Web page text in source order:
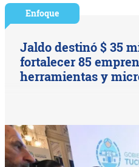
Enfoque
Jaldo destinó $ 35
fortalecer 85
herramientas y